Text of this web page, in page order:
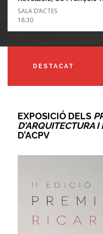
SALA D’ACTES
18:30
DESTACAT
EXPOSICIÓ DELS
D’ARQUITECTURA
D’ACPV